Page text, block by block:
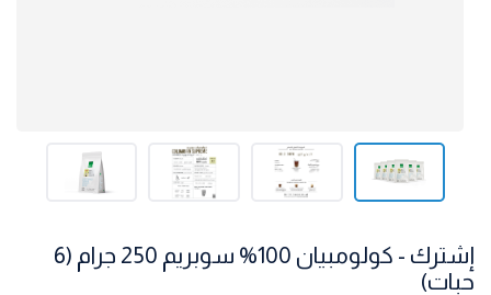
إشترك - كولومبيان 100% سوبريم 250 جرام (6
حبات)